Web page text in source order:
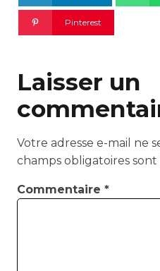
Pinterest
Laisser un
Votre adresse e-mail ne
champs obligatoires
Commentaire *